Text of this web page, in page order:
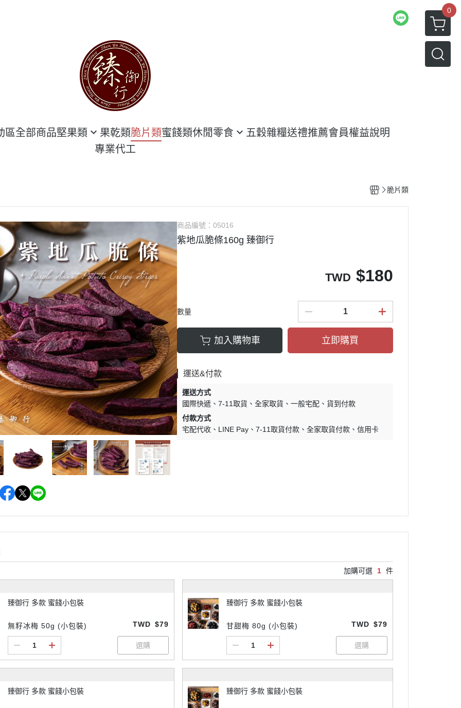
0
區全部商品堅果類 果乾類脆片類蜜餞類休閒零食
花生類
豆類
五穀雜糧送禮推薦會員權益說明
專業代工
脆片類
商品編號：05016
紫地瓜脆條160g 臻御行
TWD $180
數量
加入購物車 立即購買
運送&付款
運送方式
國際快遞
7-11取貨 全家取貨 一般宅配
貨到付款
付款方式
宅配代收
LINE Pay 7-11取貨付款 全家取貨付款 信用卡
加購可選 1 件
臻御行 多款 蜜餞小包裝
無籽冰梅 50g (小包裝) TWD $79
臻御行 多款 蜜餞小包裝
甘甜梅 80g (小包裝) TWD $79
臻御行 多款 蜜餞小包裝 臻御行 多款 蜜餞小包裝